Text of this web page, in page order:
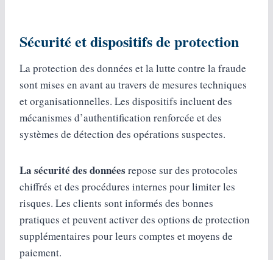
Sécurité et dispositifs de protection
La protection des données et la lutte contre la fraude
sont mises en avant au travers de mesures techniques
et organisationnelles. Les dispositifs incluent des
mécanismes d’authentification renforcée et des
systèmes de détection des opérations suspectes.
La sécurité des données repose sur des protocoles
chiffrés et des procédures internes pour limiter les
risques. Les clients sont informés des bonnes
pratiques et peuvent activer des options de protection
supplémentaires pour leurs comptes et moyens de
paiement.